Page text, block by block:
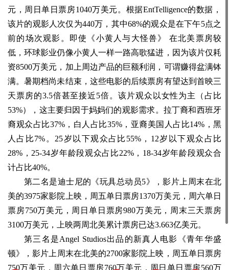
元，周日单日票房1040万美元。根据EntTelligence的数据，
该片的观影人次仅为440万，其中68%的观众是在下午5点之
前的场次观影。即使《小黄人与大怪兽》 在北美票房较
低，环球影业仍像小黄人一样一路高歌猛进，因为该片仅耗
资8500万美元，加上周边产品的巨额利润，可谓赚得盆满钵
满。暑期档尚未结束，这些电影的后续票房有望达到首映三
天票房的3.5倍甚至接近5倍。该片观众以女性为主（占比
53%），这主要归因于妈妈们的观影需求。拉丁裔和西班牙
裔观众占比37%，白人占比35%，亚裔美国人占比14%，黑
人占比7%。25岁以下观众占比55%，12岁以下观众占比
28%，25-34岁年龄段观众占比22%，18-34岁年龄段观众合
计占比40%。
第二名是迪士尼的《玩具总动员5》，影片上周末在北
美的3975家影院上映，周五单日票房1370万美元，周六单日
票房750万美元，周日单日票房980万美元，周末三天票房
3100万美元，上映两周北美累计票房已达3.663亿美元。
第三名是Angel Studios出品的新真人电影《青年华盛
顿》，影片上周末在北美的2700家影院上映，周五单日票房
750万美元，周六单日票房760万美元，周日单日票房560万